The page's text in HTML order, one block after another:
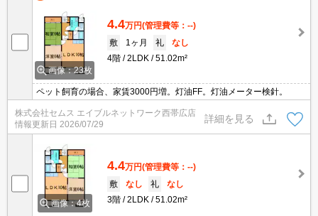
画像：23枚
4.4万円(管理費等：--)
敷
1ヶ月 礼
なし
4階
2LDK 51.02m²
ペット飼育の場合、家賃3000円増。灯油FF。灯油メーター検針。
株式会社セムス エイブルネットワーク西帯広店
情報更新日 2026/07/29
詳細を見る
画像：4枚
4.4万円(管理費等：--)
敷
なし 礼
なし
3階
2LDK 51.02m²